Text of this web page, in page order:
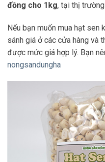
đồng cho 1kg, tại thị
Nếu bạn muốn mua hạt sen
sánh giá ở các cửa hàng và
được mức giá hợp lý. Bạn
nongsandungha